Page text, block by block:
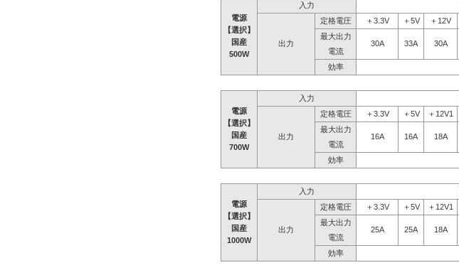
電源
【選択】
国産
500W
入力
出力
定格電圧 ＋3.3V ＋5V ＋12V
最大出力
30A
33A 30A
電流
効率
電源
【選択】
国産
700W
入力
出力
定格電圧 ＋3.3V ＋5V ＋12V1
最大出力
16A
16A 18A
電流
効率
電源
【選択】
国産
1000W
入力
出力
定格電圧 ＋3.3V ＋5V ＋12V1
最大出力
25A
25A 18A
電流
効率